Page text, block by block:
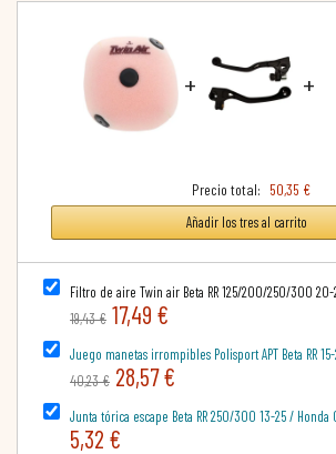
+ +
Precio total: 50,35 €
Añadir los tres al carrito
Filtro de aire Twin air Beta RR 125/200/250/300 20-
19,43 € 17,49 €
Juego manetas irrompibles Polisport APT Beta RR
40,23 € 28,57 €
Junta tórica escape Beta RR 250/300 13-25 / Honda
5,32 €